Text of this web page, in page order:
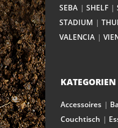
SEBA
SHELF
STADIUM
VALENCIA
KATEGORIEN
Accessoires
Couchtisch